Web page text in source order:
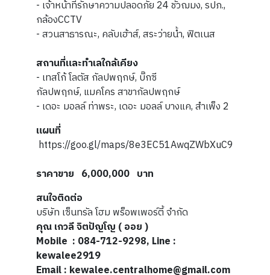
- เจ้าหน้าที่รักษาความปลอดภัย 24 ชั่วฌมง, รปภ.,
กล้องCCTV
- สวนสาธารณะ, คลับเฮ้าส์, สระว่ายน้ำ, ฟิตเนส
สถานที่และทำเลใกล้เคียง
- เทสโก้ โลตัส กัลปพฤกษ์, บิ๊กซี
กัลปพฤกษ์, แมคโคร สาขากัลปพฤกษ์
- เดอะ มอลล์ ท่าพระ, เดอะ มอลล์ บางแค, สำเพ็ง 2
แผนที่
https://goo.gl/maps/8e3EC51AwqZWbXuC9
ราคาขาย 6,000,000 บาท
สนใจติดต่อ
บริษัท เซ็นทรัล โฮม พร็อพเพอร์ตี้ จำกัด
คุณ เกวลี จิตปัญโญ ( ออย )
Mobile : 084-712-9298, Line :
kewalee2919
Email : kewalee.centralhome@gmail.com